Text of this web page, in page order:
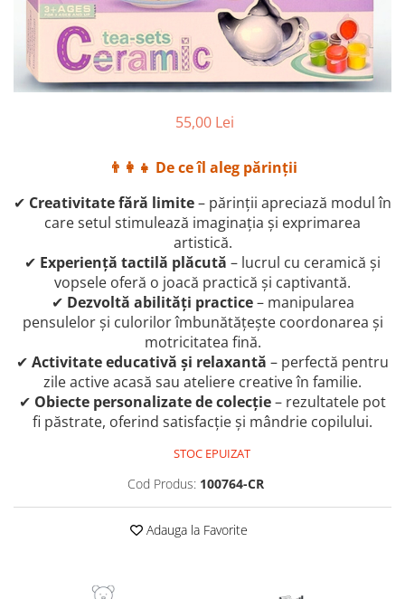
55,00 Lei
👨‍👩‍👧 De ce îl aleg părinții
✔ Creativitate fără limite– părinții apreciază modul în
care setul stimulează imaginația și exprimarea
artistică.
✔ Experiență tactilă plăcută – lucrul cu ceramică și
vopsele oferă o joacă practică și captivantă.
✔ Dezvoltă abilități practice– manipularea
pensulelor și culorilor îmbunătățește coordonarea și
motricitatea fină.
✔ Activitate educativă și relaxantă – perfectă pentru
zile active acasă sau ateliere creative în familie.
✔ Obiecte personalizate de colecție– rezultatele pot
fi păstrate, oferind satisfacție și mândrie copilului.
STOC EPUIZAT
Cod Produs: 100764-CR
Adauga la Favorite